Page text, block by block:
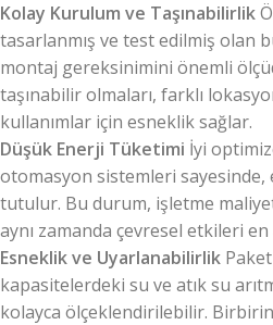
Kolay Kurulum ve Taşınabilirlik
tasarlanmış ve test edilmiş olan
montaj gereksinimini önemli
taşınabilir olmaları, farklı
kullanımlar için esneklik sağlar.
Düşük Enerji Tüketimi İyi
otomasyon sistemleri
tutulur. Bu durum, işletme
aynı zamanda çevresel etkileri
Esneklik ve Uyarlanabilirlik
kapasitelerdeki su ve atık su
kolayca ölçeklendirilebilir.